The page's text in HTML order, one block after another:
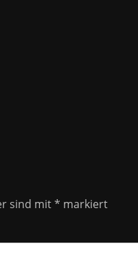
sind mit* markiert